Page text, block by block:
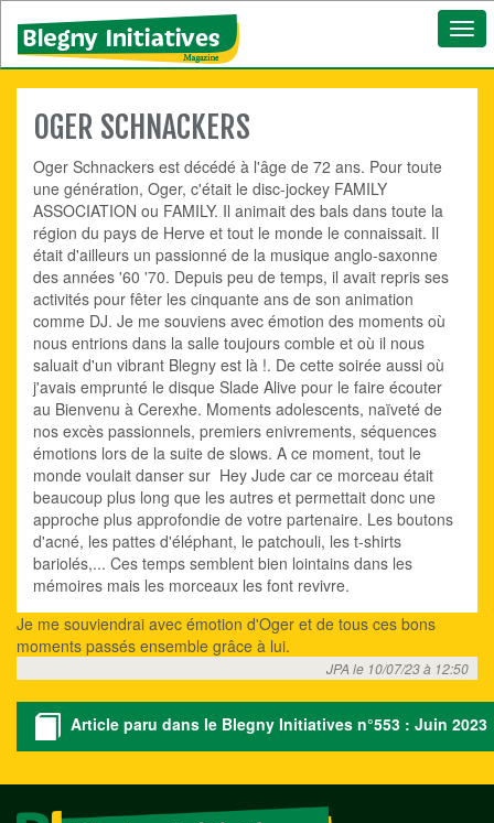
OGER SCHNACKERS
Oger Schnackers est décédé à l'âge de 72 ans. Pour toute
une génération, Oger, c'était le disc-jockey FAMILY
ASSOCIATION ou FAMILY. Il animait des bals dans toute la
région du pays de Herve et tout le monde le connaissait. Il
était d'ailleurs un passionné de la musique anglo-saxonne
des années '60 '70. Depuis peu de temps, il avait repris ses
activités pour fêter les cinquante ans de son animation
comme DJ. Je me souviens avec émotion des moments où
nous entrions dans la salle toujours comble et où il nous
saluait d'un vibrant Blegny est là !. De cette soirée aussi où
j'avais emprunté le disque Slade Alive pour le faire écouter
au Bienvenu à Cerexhe. Moments adolescents, naïveté de
nos excès passionnels, premiers enivrements, séquences
émotions lors de la suite de slows. A ce moment, tout le
monde voulait danser sur Hey Jude car ce morceau était
beaucoup plus long que les autres et permettait donc une
approche plus approfondie de votre partenaire. Les boutons
d'acné, les pattes d'éléphant, le patchouli, les t-shirts
bariolés,... Ces temps semblent bien lointains dans les
mémoires mais les morceaux les font revivre.
Je me souviendrai avec émotion d'Oger et de tous ces bons
moments passés ensemble grâce à lui.
JPA le 10/07/23 à 12:50
Article paru dans le Blegny Initiatives n°553 : Juin 2023